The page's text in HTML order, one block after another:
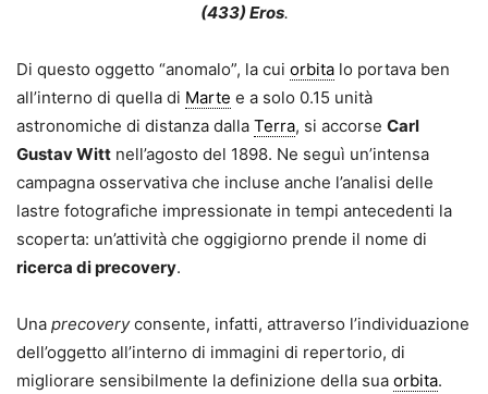
(433) Eros.
Di questo oggetto “anomalo”, la cui orbita lo portava ben
all’interno di quella di Marte e a solo 0.15 unità
astronomiche di distanza dalla Terra, si accorse Carl
Gustav Witt nell’agosto del 1898. Ne seguì un’intensa
campagna osservativa che incluse anche l’analisi delle
lastre fotografiche impressionate in tempi antecedenti la
scoperta: un’attività che oggigiorno prende il nome di
ricerca di precovery.
Una precoveryconsente, infatti, attraverso l’individuazione
dell’oggetto all’interno di immagini di repertorio, di
migliorare sensibilmente la definizione della sua orbita.